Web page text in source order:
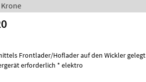
Frontlader/Hoflader auf den Wickler gelegt
* 1xDW Steuergerät erforderlich * elektro